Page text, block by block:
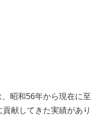
昭和56年から現在に至
献してきた実績があり